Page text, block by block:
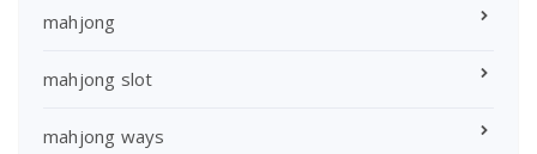
mahjong
mahjong slot
mahjong ways